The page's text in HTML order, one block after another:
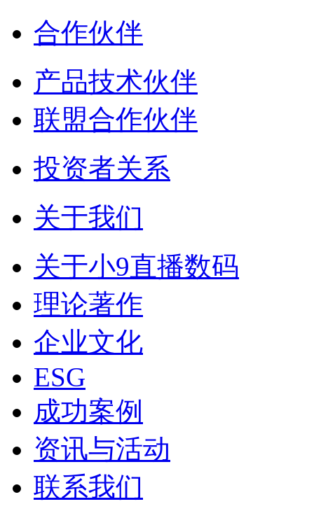
合作伙伴
产品技术伙伴
联盟合作伙伴
投资者关系
关于我们
关于小9直播数码
理论著作
企业文化
ESG
成功案例
资讯与活动
联系我们